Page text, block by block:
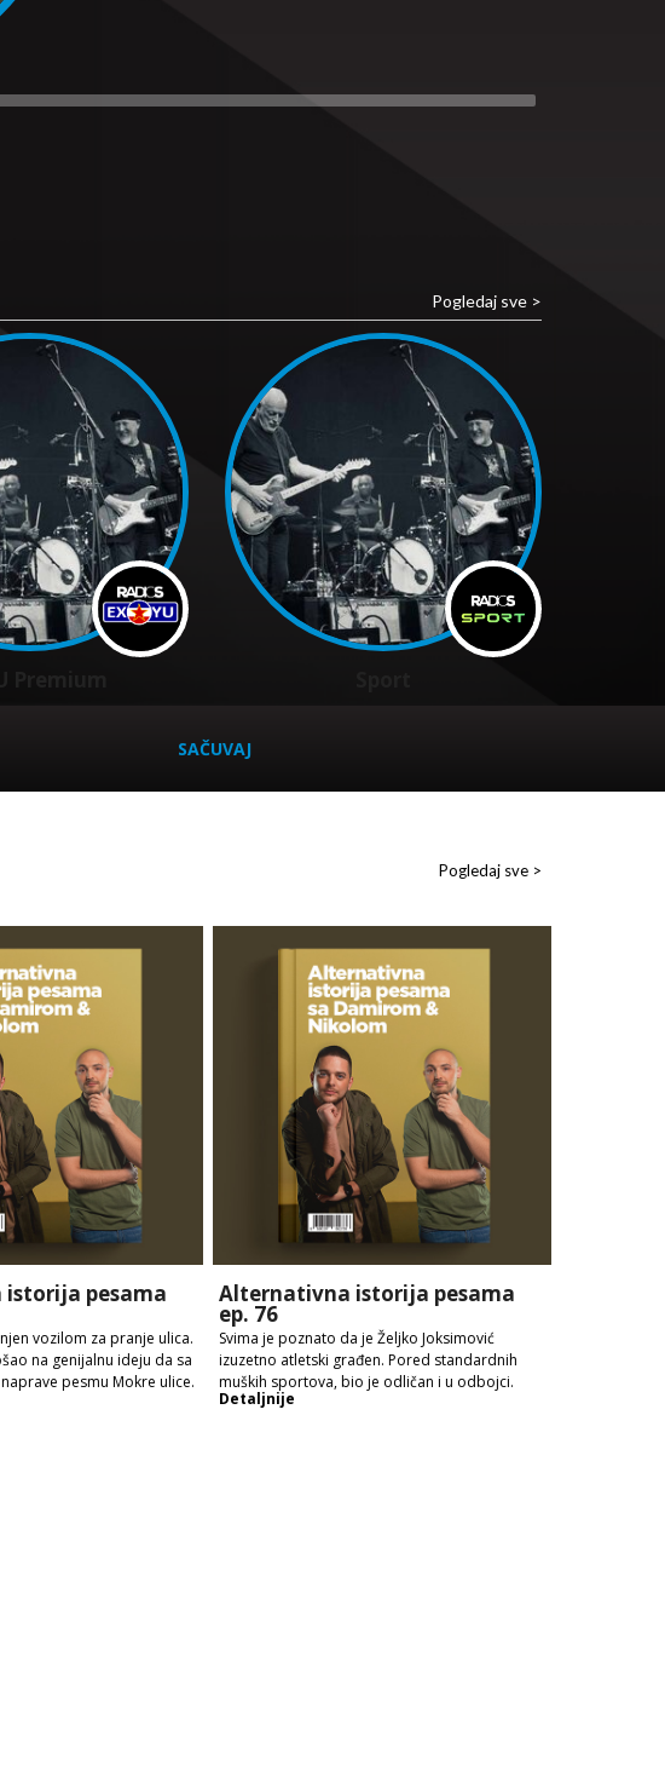
Pogledaj sve >
SAČUVAJ
Pogledaj sve >
pesama
vozilom za pranje ulica.
na genijalnu ideju da sa
pesmu Mokre ulice.
Alternativna istorija pesama
ep. 76
Svima je poznato da je Željko Joksimović
izuzetno atletski građen. Pored standardnih
muških sportova, bio je odličan i u odbojci.
Detaljnije